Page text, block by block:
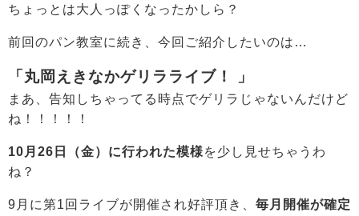
ちょっとは大人っぽくなったかしら？
前回のパン教室に続き、今回ご紹介したいのは…
「丸岡えきなかゲリラライブ！ 」
まあ、告知しちゃってる時点でゲリラじゃないんだけど
ね！！！！！
10月26日（金）に行われた模様を少し見せちゃうわ
ね？
9月に第1回ライブが開催され好評頂き、 毎月開催が確定